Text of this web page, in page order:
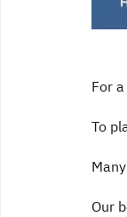
For
To
Our